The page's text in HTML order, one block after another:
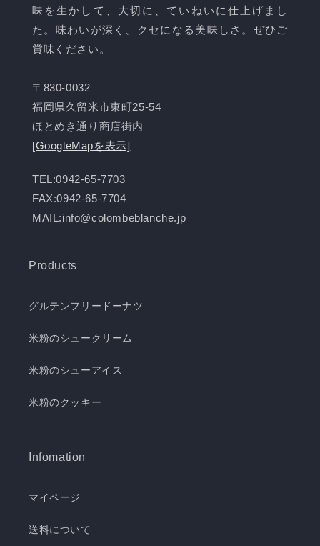
味を生かして、大切に、ていねいに仕上げまし
た。味わいが深く、クセになる美味しさ。ぜひご
賞味ください。
〒830-0032
福岡県久留米市東町25-54
ほとめき通り商店街内
[GoogleMapを表示]
TEL:0942-65-7703
FAX:0942-65-7704
MAIL:info@colombeblanche.jp
Products
グルテンフリードーナツ
米粉のシュークリーム
米粉のシューアイス
米粉のクッキー
Infomation
マイページ
送料について